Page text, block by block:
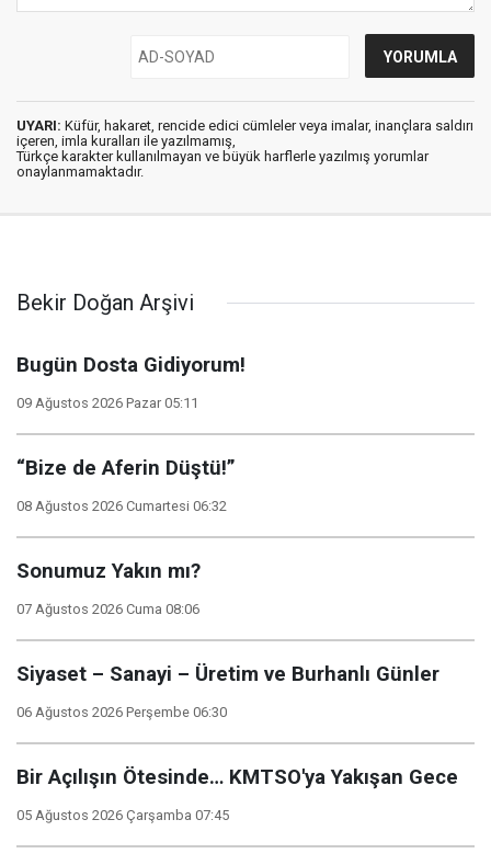
UYARI: Küfür, hakaret, rencide edici cümleler veya imalar, inançlara saldırı
içeren, imla kuralları ile yazılmamış,
Türkçe karakter kullanılmayan ve büyük harflerle yazılmış yorumlar
onaylanmamaktadır.
Bekir Doğan Arşivi
Bugün Dosta Gidiyorum!
09 Ağustos 2026 Pazar 05:11
“Bize de Aferin Düştü!”
08 Ağustos 2026 Cumartesi 06:32
Sonumuz Yakın mı?
07 Ağustos 2026 Cuma 08:06
Siyaset – Sanayi – Üretim ve Burhanlı Günler
06 Ağustos 2026 Perşembe 06:30
Bir Açılışın Ötesinde… KMTSO'ya Yakışan Gece
05 Ağustos 2026 Çarşamba 07:45